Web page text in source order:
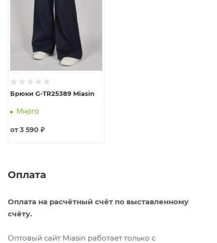
Брюки G-TR25389 Miasin
Много
от3 590 ₽
Оплата
Оплата на расчётный счёт по выставленному
счёту.
Оптовый сайт Miasin работает только с